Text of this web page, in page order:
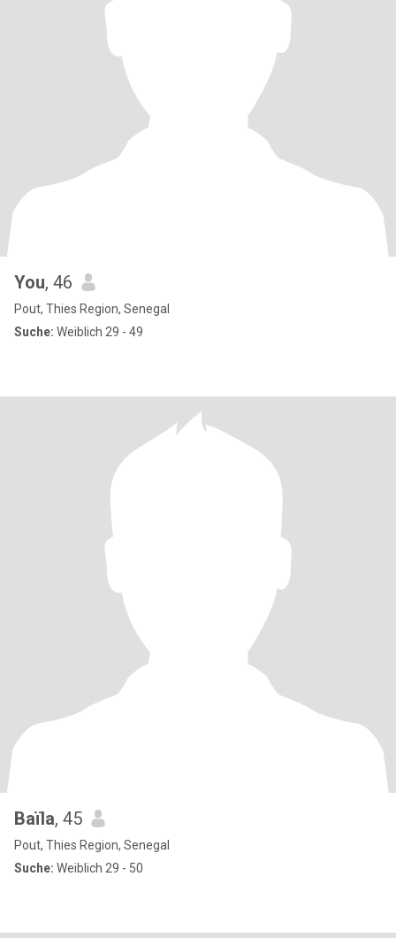
You, 46
Pout, Thies Region, Senegal
Suche: Weiblich 29 - 49
Baïla, 45
Pout, Thies Region, Senegal
Suche: Weiblich 29 - 50